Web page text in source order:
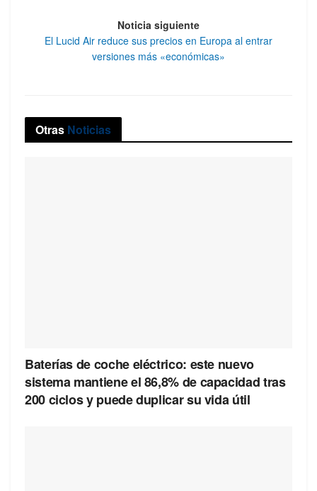
Noticia siguiente
El Lucid Air reduce sus precios en Europa al entrar
versiones más «económicas»
Otras Noticias
Baterías de coche eléctrico: este nuevo
sistema mantiene el 86,8% de capacidad tras
200 ciclos y puede duplicar su vida útil